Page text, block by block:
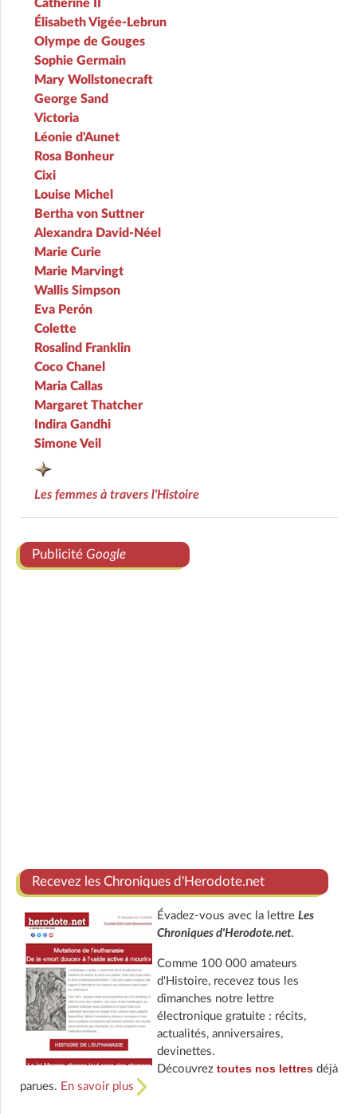
Catherine II
Élisabeth Vigée-Lebrun
Olympe de Gouges
Sophie Germain
Mary Wollstonecraft
George Sand
Victoria
Léonie d'Aunet
Rosa Bonheur
Cixi
Louise Michel
Bertha von Suttner
Alexandra David-Néel
Marie Curie
Marie Marvingt
Wallis Simpson
Eva Perón
Colette
Rosalind Franklin
Coco Chanel
Maria Callas
Margaret Thatcher
Indira Gandhi
Simone Veil
Les femmes à travers l'Histoire
Publicité Google
Recevez les Chroniques d'Herodote.net
Évadez-vous avec la lettre Les
Chroniques d'Herodote.net.
Comme 100 000 amateurs
d'Histoire, recevez tous les
dimanches notre lettre
électronique gratuite : récits,
actualités, anniversaires,
devinettes.
Découvrez toutes nos lettresdéjà
parues. En savoir plus